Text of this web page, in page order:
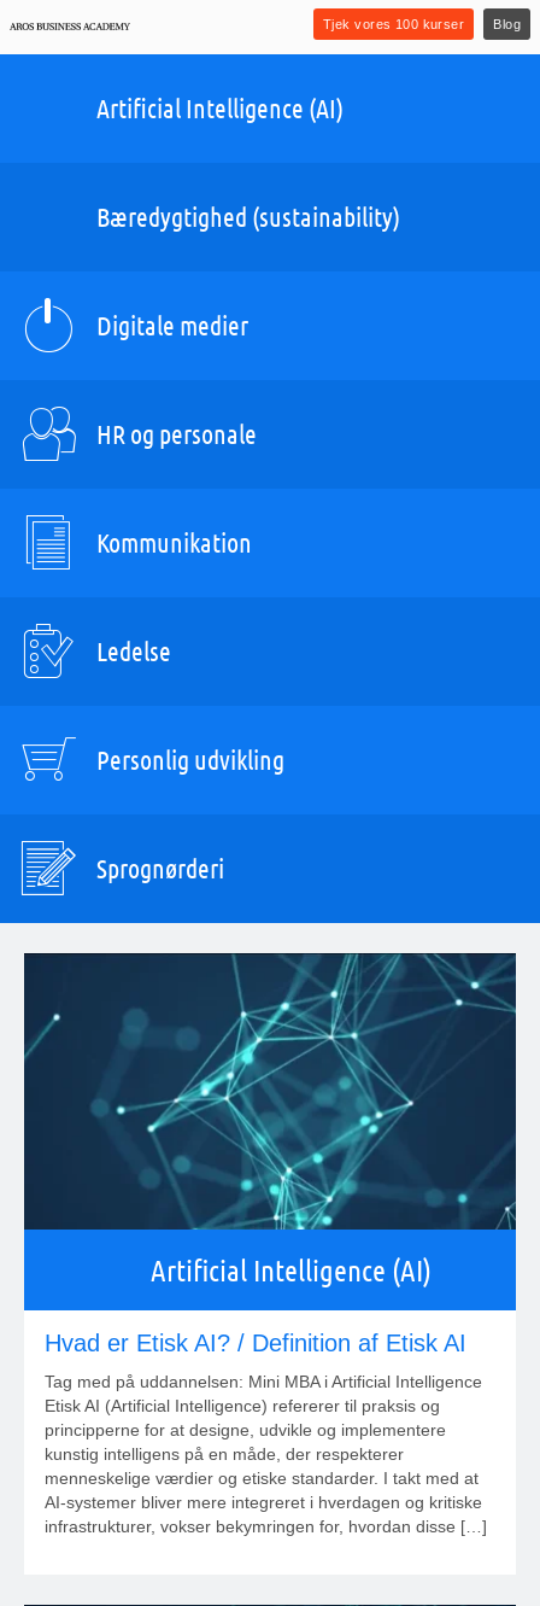
Tjek vores 100 kurser Blog
Artificial Intelligence (AI)
Bæredygtighed (sustainability)
Digitale medier
HR og personale
Kommunikation
Ledelse
Personlig udvikling
Sprognørderi
Artificial Intelligence (AI)
Hvad er Etisk AI? / Definition af Etisk AI
Tag med på uddannelsen: Mini MBA i Artificial Intelligence
Etisk AI (Artificial Intelligence) refererer til praksis og
principperne for at designe, udvikle og implementere
kunstig intelligens på en måde, der respekterer
menneskelige værdier og etiske standarder. I takt med at
AI-systemer bliver mere integreret i hverdagen og kritiske
infrastrukturer, vokser bekymringen for, hvordan disse […]